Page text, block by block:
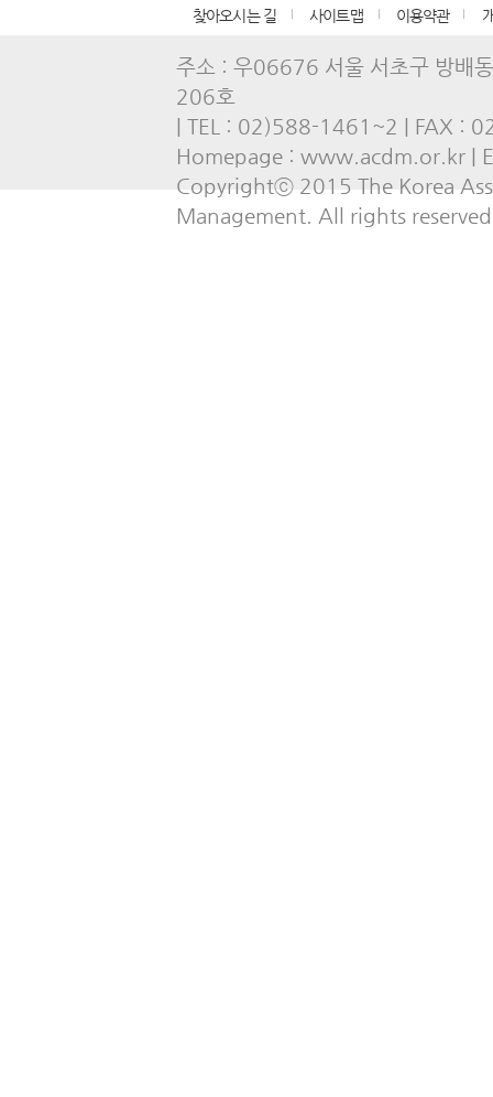
찾아오시는 길 사이트맵 이용약관
주소 : 우06676 서울 서초구 방배
206호
| TEL : 02)588-1461~2 | FAX :
Homepage : www.acdm.or.kr |
Copyrightⓒ 2015 The Korea
Management. All rights reserved